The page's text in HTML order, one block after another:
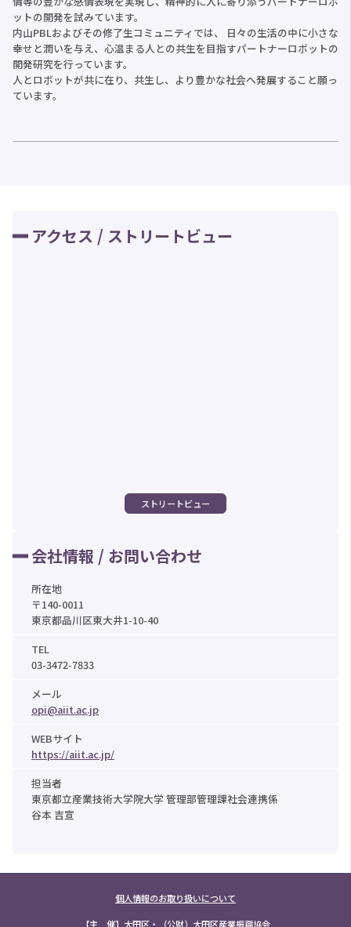
ットの開発を試みています。
内山PBLおよびその修了生コミュニティでは、 日々の生活の中に小さな
幸せと潤いを与え、心温まる人との共生を目指すパートナーロボットの
開発研究を行っています。
人とロボットが共に在り、共生し、より豊かな社会へ発展すること願っ
ています。
アクセス / ストリートビュー
ストリートビュー
会社情報 / お問い合わせ
所在地
〒140-0011
東京都品川区東大井1-10-40
TEL
03-3472-7833
メール
opi@aiit.ac.jp
WEBサイト
https://aiit.ac.jp/
担当者
東京都立産業技術大学院大学 管理部管理課社会連携係
谷本 吉宣
個人情報のお取り扱いについて
【主 催】大田区・（公財）大田区産業振興協会